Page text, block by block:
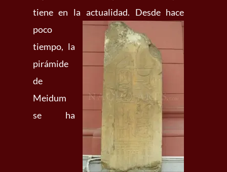
tiene en la actualidad. Desde hace
poco
tiempo, la
pirámide
de
Meidum
se ha